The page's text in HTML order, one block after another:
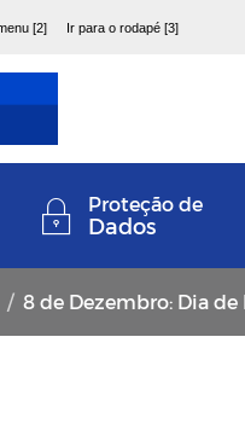
[2] Ir para o rodapé [3]
Proteção de
Dados
8 de Dezembro: Dia de